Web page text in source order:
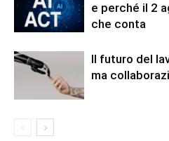
e perché il 2
che conta
Il futuro del
ma